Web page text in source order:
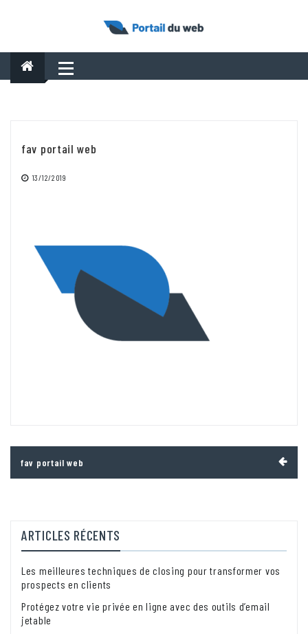
fav portail web
13/12/2019
defav portail web
ARTICLES RÉCENTS
Les meilleures techniques de closing pour transformer vos
prospects en clients
Protégez votre vie privée en ligne avec des outils d’email
jetable